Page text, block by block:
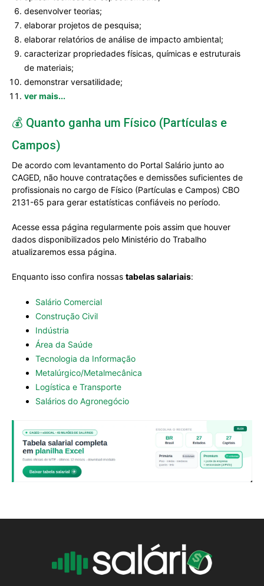
desenvolver teorias;
elaborar projetos de pesquisa;
elaborar relatórios de análise de impacto ambiental;
caracterizar propriedades físicas, químicas e estruturais
de materiais;
demonstrar versatilidade;
ver mais...
💰 Quanto ganha um Físico (Partículas e
Campos)
De acordo com levantamento do Portal Salário junto ao
CAGED, não houve contratações e demissões suficientes de
profissionais no cargo de Físico (Partículas e Campos) CBO
2131-65 para gerar estatísticas confiáveis no período.
Acesse essa página regularmente pois assim que houver
dados disponibilizados pelo Ministério do Trabalho
atualizaremos essa página.
Enquanto isso confira nossas tabelas salariais:
Salário Comercial
Construção Civil
Indústria
Área da Saúde
Tecnologia da Informação
Metalúrgico/Metalmecânica
Logística e Transporte
Salários do Agronegócio